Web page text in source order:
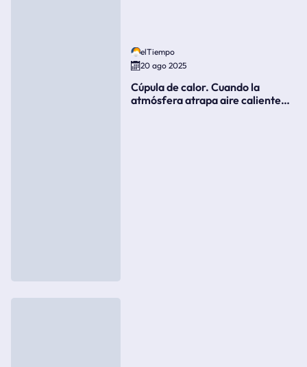
elTiempo
20 ago 2025
Cúpula de calor. Cuando la
atmósfera atrapa aire caliente